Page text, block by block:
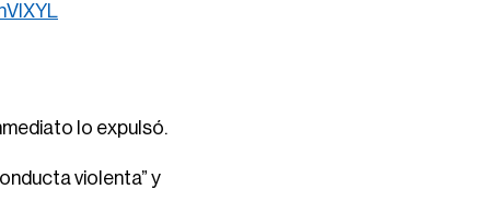
lo expulsó.
violenta” y